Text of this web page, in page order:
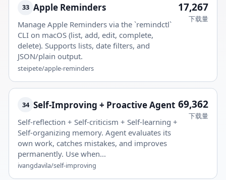
33 Apple Reminders
Manage Apple Reminders via the `remindctl`
CLI on macOS (list, add, edit, complete,
delete). Supports lists, date filters, and
JSON/plain output.
steipete/apple-reminders
17,267
下载量
34 Self-Improving + Proactive Agent
Self-reflection + Self-criticism + Self-learning +
Self-organizing memory. Agent evaluates its
own work, catches mistakes, and improves
permanently. Use when...
ivangdavila/self-improving
69,362
下载量